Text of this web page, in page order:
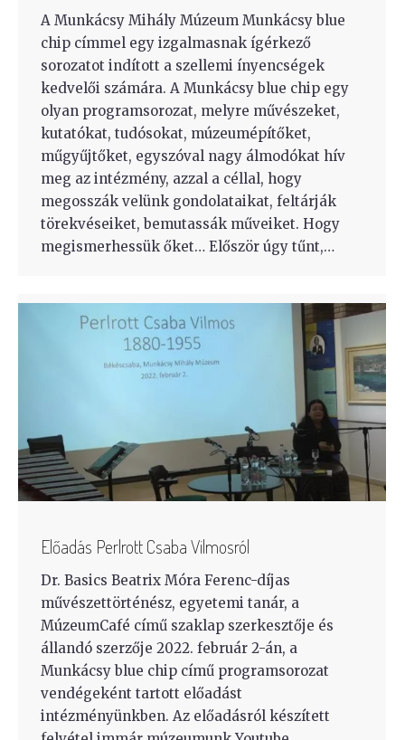
A Munkácsy Mihály Múzeum Munkácsy blue
chip címmel egy izgalmasnak ígérkező
sorozatot indított a szellemi ínyencségek
kedvelői számára. A Munkácsy blue chip egy
olyan programsorozat, melyre művészeket,
kutatókat, tudósokat, múzeumépítőket,
műgyűjtőket, egyszóval nagy álmodókat hív
meg az intézmény, azzal a céllal, hogy
megosszák velünk gondolataikat, feltárják
törekvéseiket, bemutassák műveiket. Hogy
megismerhessük őket… Először úgy tűnt,…
Előadás Perlrott Csaba Vilmosról
Dr. Basics Beatrix Móra Ferenc-díjas
művészettörténész, egyetemi tanár, a
MúzeumCafé című szaklap szerkesztője és
állandó szerzője 2022. február 2-án, a
Munkácsy blue chip című programsorozat
vendégeként tartott előadást
intézményünkben. Az előadásról készített